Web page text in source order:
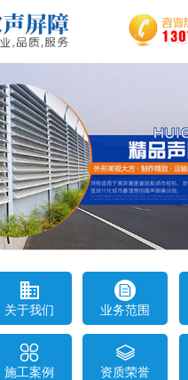
关于我们 业务范围
施工案例 资质荣誉